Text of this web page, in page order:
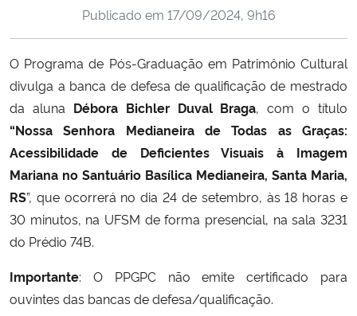
Ministério da Cidadania
Ministério de Minas e Energia
Ministério da Ciência, Tecnologia, Inovações e Comunicações
Ministério do Meio Ambiente
Ministério do Turismo
Controladoria-Geral da União
Publicado em 17/09/2024, 9h16
O Programa de Pós-Graduação em Patrimônio Cultural
divulga a banca de defesa de qualificação de mestrado
da aluna Débora Bichler Duval Braga, com o título
“Nossa Senhora Medianeira de Todas as Graças:
Acessibilidade de Deficientes Visuais à Imagem
Mariana no Santuário Basílica Medianeira, Santa Maria,
RS”, que ocorrerá no dia 24 de setembro, às 18 horas e
30 minutos, na UFSM de forma presencial, na sala 3231
do Prédio 74B.
Importante: O PPGPC não emite certificado para
ouvintes das bancas de defesa/qualificação.